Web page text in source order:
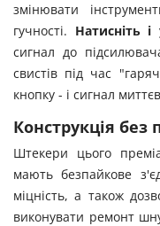
змінювати
гучності. Натисніть
сигнал до
свистів під час
кнопку - і сигнал
Конструкція без
Штекери цього
мають безпайкове
міцність, а також
виконувати ремонт